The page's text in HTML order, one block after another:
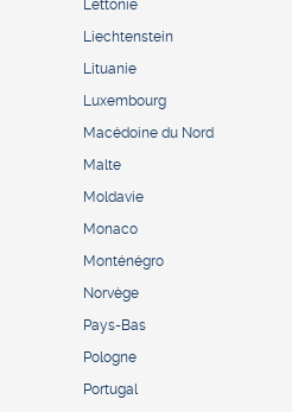
Lettonie
Liechtenstein
Lituanie
Luxembourg
Macédoine du Nord
Malte
Moldavie
Monaco
Monténégro
Norvège
Pays-Bas
Pologne
Portugal